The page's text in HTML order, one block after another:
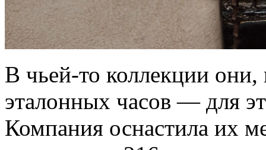
В чьей-то коллекции
эталонных часов — для
Компания оснастила их